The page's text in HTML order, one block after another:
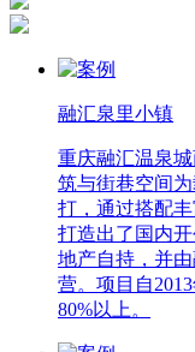
融汇泉里小镇
重庆融汇温泉
筑与街巷空间
打，通过搭配
打造出了国内
地产自持，并
营。项目自
80%以上。